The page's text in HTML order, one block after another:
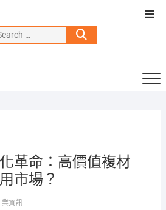
Search
…
革命：高價值複材
市場？
業資訊